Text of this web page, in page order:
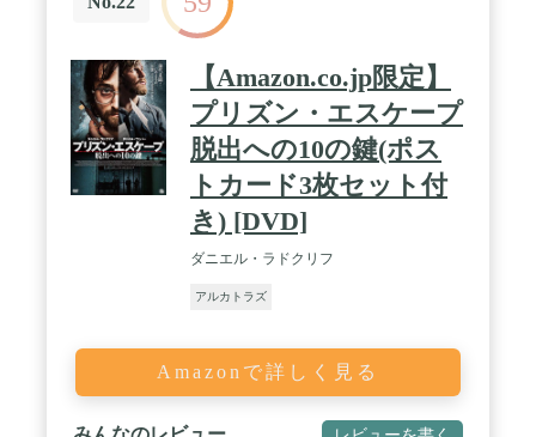
【Amazon.co.jp限定】
プリズン・エスケープ
脱出への10の鍵(ポス
トカード3枚セット付
き) [DVD]
ダニエル・ラドクリフ
アルカトラズ
Amazonで詳しく見る